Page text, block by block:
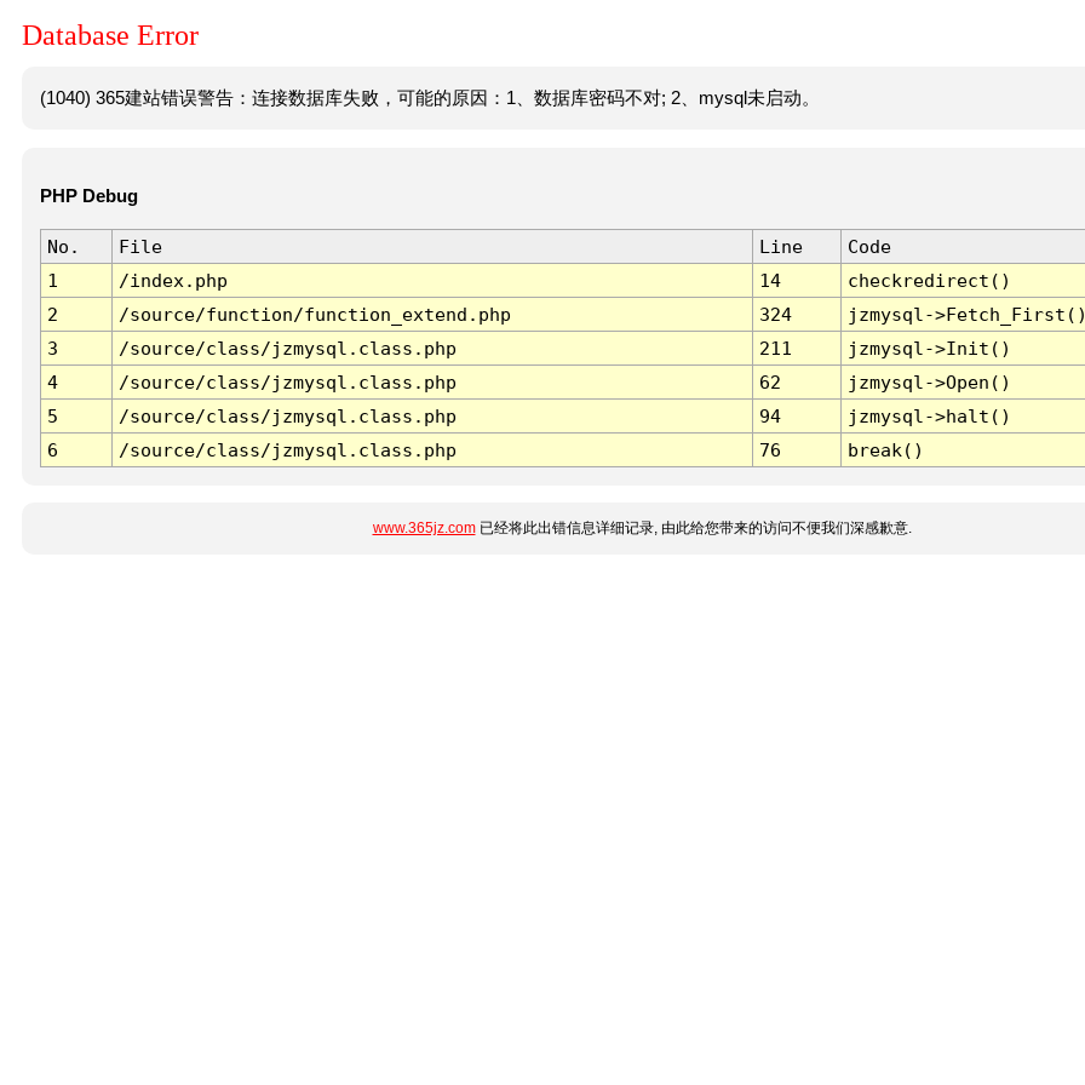
Database Error
(1040) 365建站错误警告：连接数据库失败，可能的原因：1、数据库密码不对; 2、mysql未启动。
PHP Debug
No. File Line
Code
1
/index.php 14
checkredirect()
2
/source/function/function_extend.php 324
jzmysql-
3
/source/class/jzmysql.class.php 211
jzmysql->Init()
4
/source/class/jzmysql.class.php 62
jzmysql->Open()
5
/source/class/jzmysql.class.php 94
jzmysql->halt()
6
/source/class/jzmysql.class.php 76 break()
www.365jz.com已经将此出错信息详细记录, 由此给您带来的访问不便我们深感歉意.